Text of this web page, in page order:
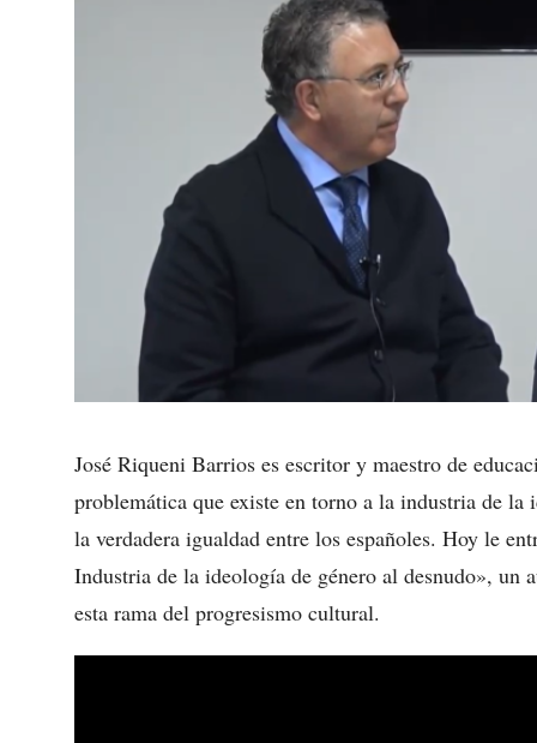
José Riqueni Barrios es escritor y maestro de
problemática que existe en torno a la industria de
la verdadera igualdad entre los españoles. Hoy le
Industria de la ideología de género al desnudo», un
esta rama del progresismo cultural.